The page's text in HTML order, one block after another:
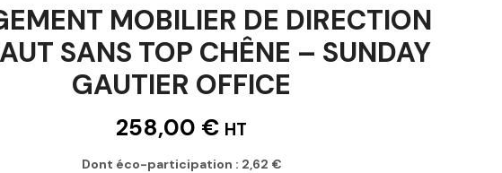
MOBILIER DE DIRECTION
SANS TOP CHÊNE – SUNDAY
GAUTIER OFFICE
258,00 € HT
Dont éco-participation : 2,62 €